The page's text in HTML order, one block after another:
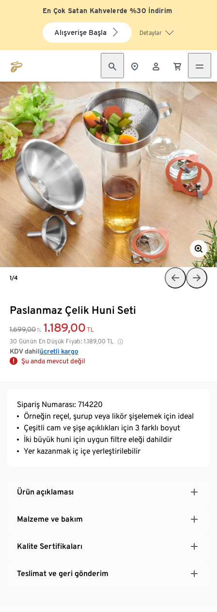
En Çok Satan Kahvelerde %30 İndirim
Alışverişe Başla Detaylar
Paslanmaz Çelik Huni Seti
1.699,00 TL 1.189,00 TL
30 Günün En Düşük Fiyatı: 1.189,00 TL
KDV dahilücretli kargo
Şu anda mevcut değil
1/4
Sipariş Numarası: 714220
Örneğin reçel, şurup veya likör şişelemek için ideal
Çeşitli cam ve şişe açıklıkları için 3 farklı boyut
İki büyük huni için uygun filtre eleği dahildir
Yer kazanmak iç içe yerleştirilebilir
Ürün açıklaması
Malzeme ve bakım
Kalite Sertifikaları
Teslimat ve geri gönderim